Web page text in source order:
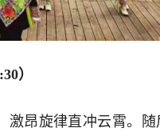
）
激昂旋律直冲云霄。